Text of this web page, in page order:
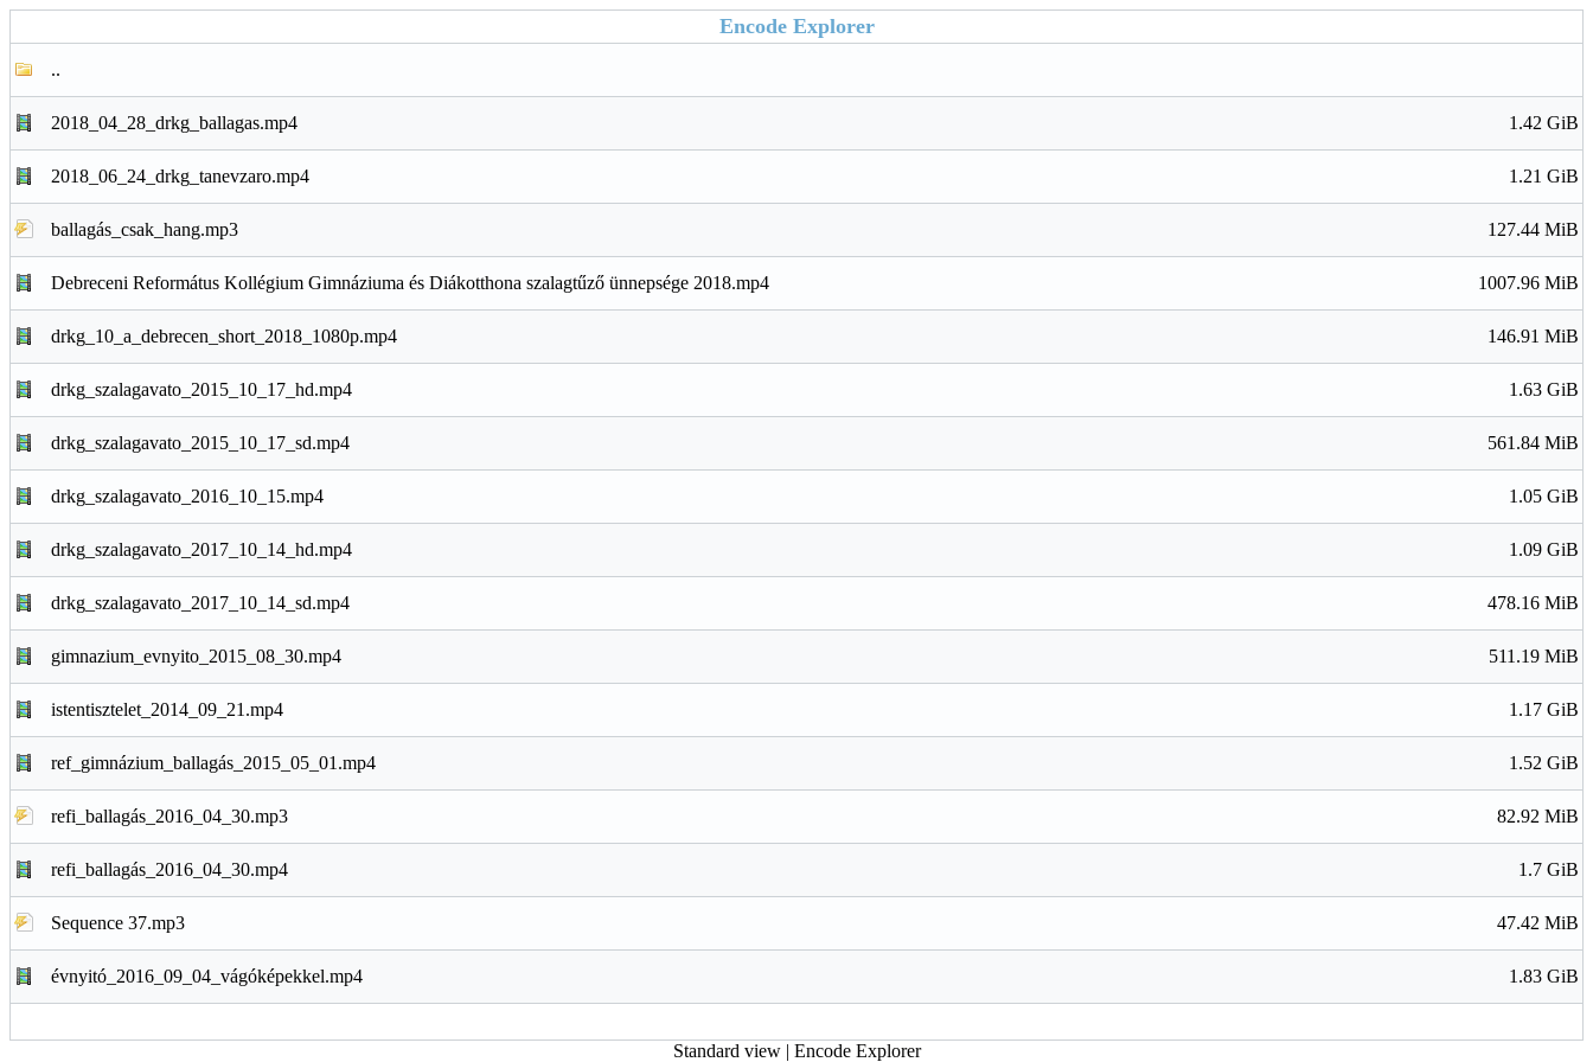
Encode Explorer
..
2018_04_28_drkg_ballagas.mp4 1.42 GiB
2018_06_24_drkg_tanevzaro.mp4 1.21 GiB
ballagás_csak_hang.mp3 127.44 MiB
Debreceni Református Kollégium Gimnáziuma és Diákotthona szalagtűző ünnepsége 2018.mp4 1007.96 MiB
drkg_10_a_debrecen_short_2018_1080p.mp4 146.91 MiB
drkg_szalagavato_2015_10_17_hd.mp4 1.63 GiB
drkg_szalagavato_2015_10_17_sd.mp4 561.84 MiB
drkg_szalagavato_2016_10_15.mp4 1.05 GiB
drkg_szalagavato_2017_10_14_hd.mp4 1.09 GiB
drkg_szalagavato_2017_10_14_sd.mp4 478.16 MiB
gimnazium_evnyito_2015_08_30.mp4 511.19 MiB
istentisztelet_2014_09_21.mp4 1.17 GiB
ref_gimnázium_ballagás_2015_05_01.mp4 1.52 GiB
refi_ballagás_2016_04_30.mp3 82.92 MiB
refi_ballagás_2016_04_30.mp4 1.7 GiB
Sequence 37.mp3 47.42 MiB
évnyitó_2016_09_04_vágóképekkel.mp4 1.83 GiB
Standard view| Encode Explorer